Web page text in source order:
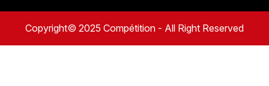
Copyright© 2025 Compétition - All Right Reserved